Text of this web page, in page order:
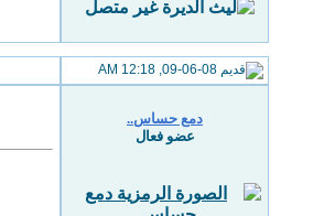
دمع حساس..
عضو فعال